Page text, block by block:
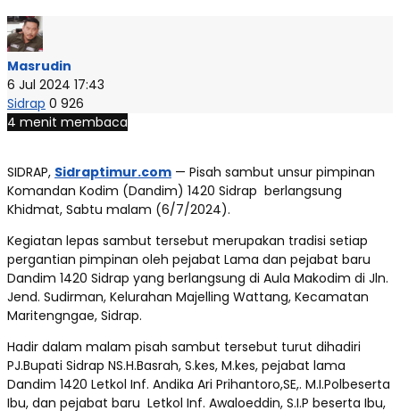
Masrudin
6 Jul 2024 17:43
Sidrap 0 926
4 menit membaca
SIDRAP, Sidraptimur.com — Pisah sambut unsur pimpinan
Komandan Kodim (Dandim) 1420 Sidrap berlangsung
Khidmat, Sabtu malam (6/7/2024).
Kegiatan lepas sambut tersebut merupakan tradisi setiap
pergantian pimpinan oleh pejabat Lama dan pejabat baru
Dandim 1420 Sidrap yang berlangsung di Aula Makodim di Jln.
Jend. Sudirman, Kelurahan Majelling Wattang, Kecamatan
Maritengngae, Sidrap.
Hadir dalam malam pisah sambut tersebut turut dihadiri
PJ.Bupati Sidrap NS.H.Basrah, S.kes, M.kes, pejabat lama
Dandim 1420 Letkol Inf. Andika Ari Prihantoro,SE,. M.I.Polbeserta
Ibu, dan pejabat baru Letkol Inf. Awaloeddin, S.I.P beserta Ibu,